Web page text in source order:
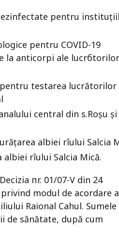
pentru
pеntru COVID-19
la anticorpi ale lucrбtorilor
testarea lucrătorilor
central din s.Roșu și
albiei rîului Salcia
albiei rîului Salcia Мiсă.
пr. 01/07-V din 24
modul de асоrdаrе а
Raional Cahul. Sumele
de sănătаtе, după сum